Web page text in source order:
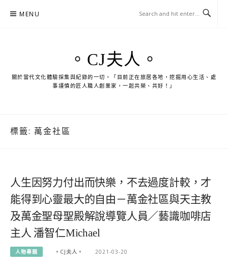
MENU
。CJ夫人。
關於當代文化體驗採集與紀錄的一切。「目前正在旅居各地，挖掘用心生活、處
事謹慎的匠人職人創業家，一起共榮、共好！」
標籤: 萬金社區
人生因努力付出而快樂，不去過度計較，才
能得到心靈最大的自由－萬金社區與天主教
及萬金聖母聖殿解說導覽人員／藝識咖啡店
主人 潘智仁Michael
人物專題 。CJ夫人。 2021-03-20